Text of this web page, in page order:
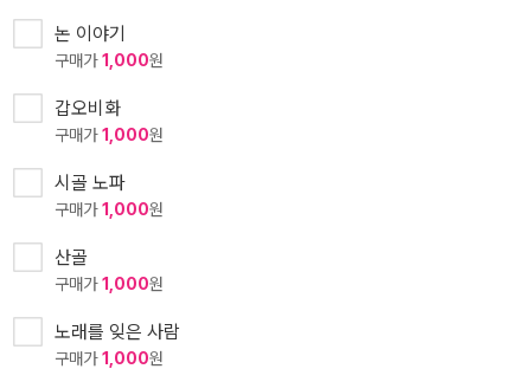
논 이야기
구매가1,000원
갑오비화
구매가1,000원
시골 노파
구매가1,000원
산골
구매가1,000원
노래를 잊은 사람
구매가1,000원